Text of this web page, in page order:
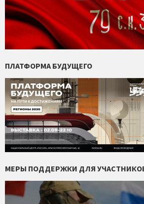
ПЛАТФОРМА БУДУЩЕГО
МЕРЫ ПОДДЕРЖКИ ДЛЯ